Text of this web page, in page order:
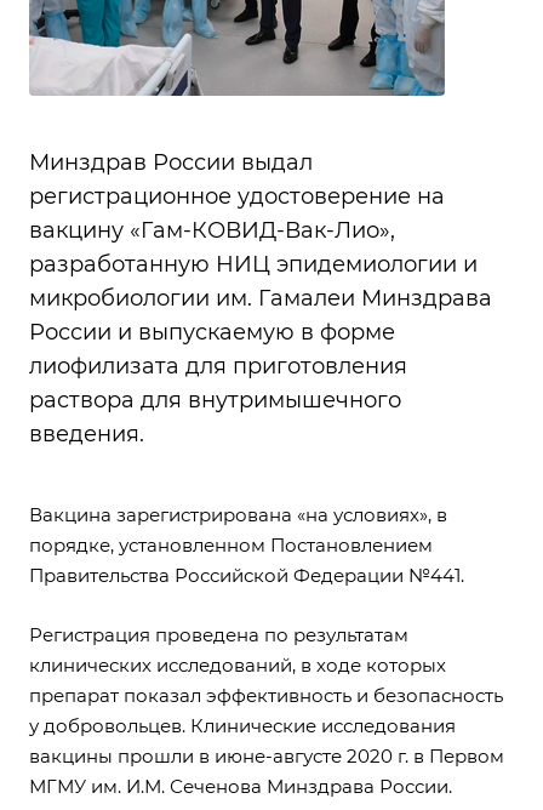
Минздрав России выдал
регистрационное удостоверение на
вакцину «Гам-КОВИД-Вак-Лио»,
разработанную НИЦ эпидемиологии и
микробиологии им. Гамалеи Минздрава
России и выпускаемую в форме
лиофилизата для приготовления
раствора для внутримышечного
введения.
Вакцина зарегистрирована «на условиях», в
порядке, установленном Постановлением
Правительства Российской Федерации №441.
Регистрация проведена по результатам
клинических исследований, в ходе которых
препарат показал эффективность и безопасность
у добровольцев. Клинические исследования
вакцины прошли в июне-августе 2020 г. в Первом
МГМУ им. И.М. Сеченова Минздрава России.